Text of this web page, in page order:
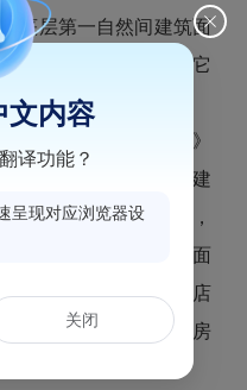
底层第一自然间建筑面
积给予货币补偿，其它
补偿；
共和国城市规划法》
《关于加强违法占地建
见（试行）》发布前，
性店面改为营业性店面
积的60%确认营业性店
部分的房屋面积按原房
文内容
译功能？
呈现对应浏览器设
关闭